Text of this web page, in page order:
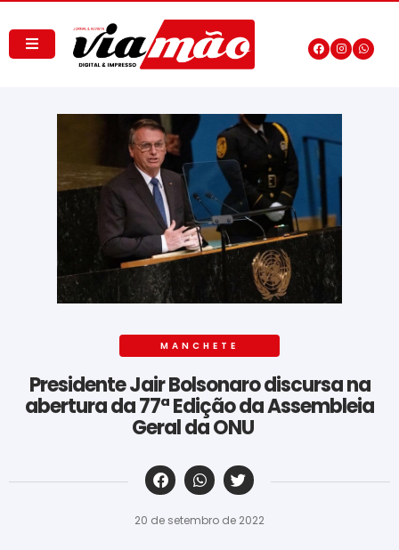
MANCHETE
Presidente Jair Bolsonaro discursa na
abertura da 77ª Edição da Assembleia
Geral da ONU
‎ ‎ ‎ ‎ ‎ ‎ ‎ ‎ ‎ ‎ ‎ ‎ ‎ ‎ ‎ ‎ ‎ ‎ ‎ ‎ ‎ ‎ ‎ ‎ ‎ ‎ ‎ ‎ ‎ ‎ ‎
20 de setembro de 2022